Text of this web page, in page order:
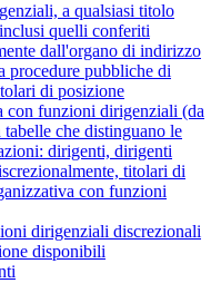
a qualsiasi titolo
quelli conferiti
dall'organo di indirizzo
procedure pubbliche di
di posizione
con funzioni dirigenziali (da
che distinguano le
dirigenti, dirigenti
titolari di
con funzioni
dirigenziali discrezionali
disponibili